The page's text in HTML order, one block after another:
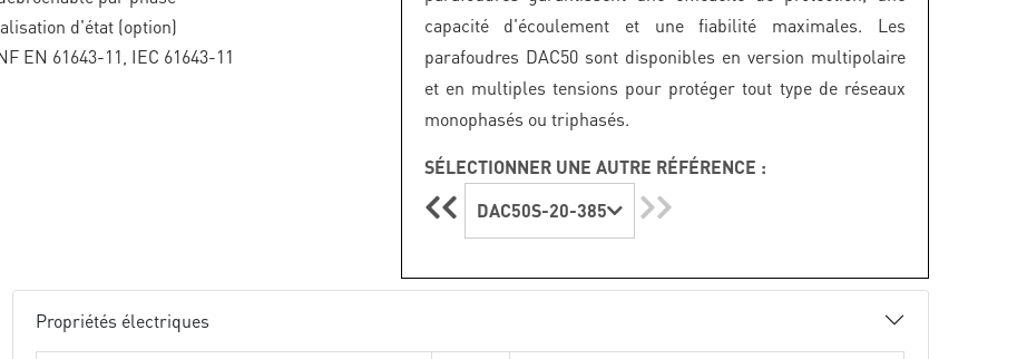
d'état (option)
EN 61643-11, IEC 61643-11
capacité d'écoulement et une fiabilité maximales. Les
parafoudres DAC50 sont disponibles en version multipolaire
et en multiples tensions pour protéger tout type de réseaux
monophasés ou triphasés.
SÉLECTIONNER UNE AUTRE RÉFÉRENCE :
DAC50S-20-385
Propriétés électriques